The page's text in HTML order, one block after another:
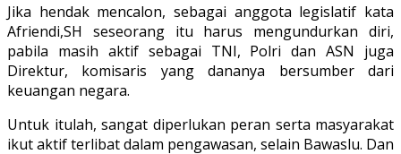
Jika hendak mencalon, sebagai anggota legislatif kata
Afriendi,SH seseorang itu harus mengundurkan diri,
pabila masih aktif sebagai TNI, Polri dan ASN juga
Direktur, komisaris yang dananya bersumber dari
keuangan negara.
Untuk itulah, sangat diperlukan peran serta masyarakat
ikut aktif terlibat dalam pengawasan, selain Bawaslu. Dan